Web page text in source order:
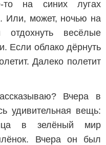
то на синих лугах
Или, может, ночью на
весёлые
Если облако дёрнуть
Далеко полетит
Вчера в
удивительная вещь:
в зелёный мир
Вчера он был